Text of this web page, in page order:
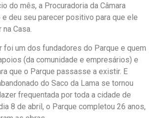
do mês, a Procuradoria da Câmara
deu seu parecer positivo para que ele
Casa.
foi um dos fundadores do Parque e quem
(da comunidade e empresários) e
que o Parque passasse a existir. E
do Saco da Lama se tornou
frequentada por toda a cidade de
8 de abril, o Parque completou 26 anos,